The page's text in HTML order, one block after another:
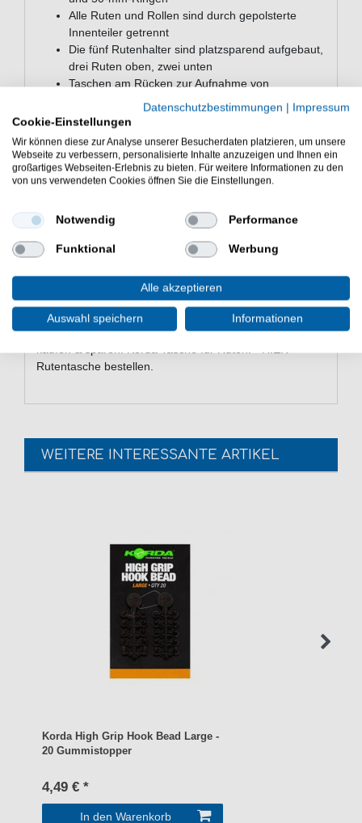
Alle Ruten und Rollen sind durch gepolsterte
Innenteiler getrennt
Die fünf Rutenhalter sind platzsparend aufgebaut,
drei Ruten oben, zwei unten
Taschen am Rücken zur Aufnahme von
Stormpoles, Banksticks und einem Kescher
Außentaschen und Riemen zur Aufnahme von
zwei weiteren Ruten (mit oder ohne Sleeves)
Verstärkter wasserdichter Boden
Abnehmbarer gepolsterter Schultergurt
Diskrete Tasche zur Aufbewahrung von Bleien
Hochbelastbare Reißverschlüsse
Material: Hauptaußenmaterial und Futter: 100%
Polyvinylchlorid (PVC). Polsterung: 100%
Polyurethan.
Günstig Compac 3 Rod Holdall 10ft 163x30x13cm online
kaufen & sparen. Korda Tasche für Ruten. - HIER
Rutentasche bestellen.
WEITERE INTERESSANTE ARTIKEL
Korda High Grip Hook Bead Large -
20 Gummistopper
4,49 € *
In den Warenkorb
Datenschutzbestimmungen | Impressum
Cookie-Einstellungen
Wir können diese zur Analyse unserer Besucherdaten platzieren, um unsere
Webseite zu verbessern, personalisierte Inhalte anzuzeigen und Ihnen ein
großartiges Webseiten-Erlebnis zu bieten. Für weitere Informationen zu den
von uns verwendeten Cookies öffnen Sie die Einstellungen.
Notwendig Performance
Funktional Werbung
Alle akzeptieren
Auswahl speichern Informationen